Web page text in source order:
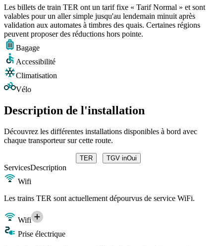
Les billets de train TER ont un tarif fixe « Tarif Normal » et sont
valables pour un aller simple jusqu'au lendemain minuit après
validation aux automates à timbres des quais. Certaines régions
peuvent proposer des réductions hors pointe.
Bagage
Accessibilité
Climatisation
Vélo
Description de l'installation
Découvrez les différentes installations disponibles à bord avec
chaque transporteur sur cette route.
TER TGV inOui
ServicesDescription
Wifi
Les trains TER sont actuellement dépourvus de service WiFi.
Wifi
Prise électrique